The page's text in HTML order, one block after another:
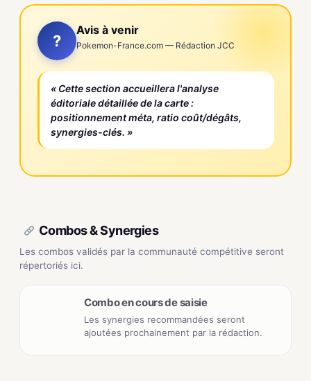
?
Avis à venir
Pokemon-France.com — Rédaction JCC
« Cette section accueillera l'analyse
éditoriale détaillée de la carte :
positionnement méta, ratio coût/dégâts,
synergies-clés. »
Combos & Synergies
Les combos validés par la communauté compétitive seront
répertoriés ici.
Combo en cours de saisie
Les synergies recommandées seront
ajoutées prochainement par la rédaction.